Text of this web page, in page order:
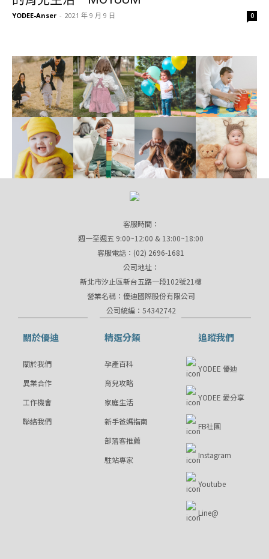
YODEE-Anser - 2021 年 9 月 9 日 0
客服時間：
週一至週五 9:00~12:00 & 13:00~18:00
客服電話：(02) 2696-1681
公司地址：
新北市汐止區新台五路一段102號21樓
營業名稱：優迪國際股份有限公司
公司統編：54342742
關於優迪
關於我們
異業合作
工作機會
聯絡我們
精選分類
孕產百科
育兒攻略
家庭生活
新手爸媽指南
部落客推薦
駐站專家
追蹤我們
YODEE 優迪
YODEE 愛分享
FB社團
Instagram
Youtube
Line@